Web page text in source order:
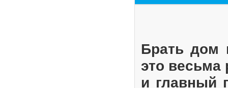
Брать дом
это весьма
и главный